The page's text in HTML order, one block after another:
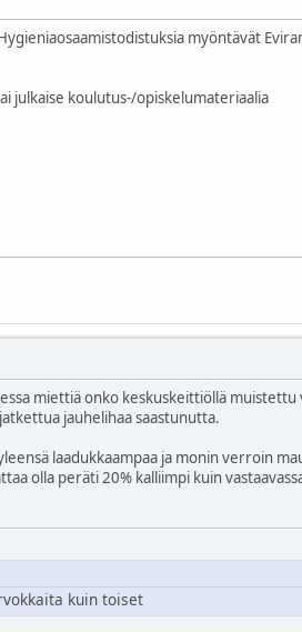
myöntävät
julkaise koulutus-/opiskelumateriaalia
miettiä onko keskuskeittiöllä muistettu
jauhelihaa saastunutta.
laadukkaampaa ja monin verroin
olla peräti 20% kalliimpi kuin
kuin toiset